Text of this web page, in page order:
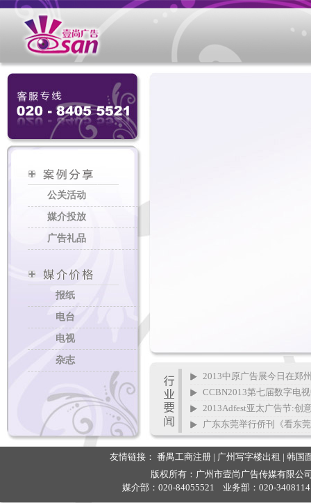
公关活动
媒介投放
广告礼品
报纸
电台
电视
杂志
2013中原广告展今日在郑
CCBN2013第七届数字电
2013Adfest亚太广告节:创
广东东莞举行侨刊《看东
友情链接： 番禺工商注册| 广州写字楼出租 | 韩国
版权所有：广州市壹尚广告传媒有限
媒介部：020-84055521 业务部：020-